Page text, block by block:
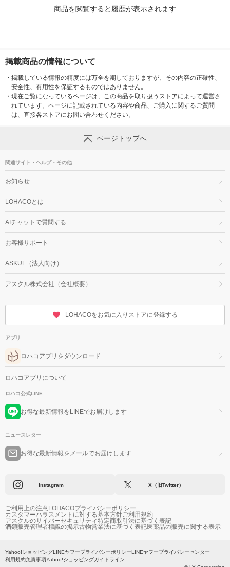
商品を閲覧すると履歴が表示されます
掲載商品の情報について
・ 掲載している情報の精度には万全を期しておりますが、その内容の正確性、
安全性、有用性を保証するものではありません。
・ 現在ご覧になっているページは、この商品を取り扱うストアによって運営さ
れています。ページに記載されている内容や商品、ご購入に関するご質問
は、直接各ストアにお問い合わせください。
ページトップへ
関連サイト・ヘルプ・その他
お知らせ
LOHACOとは
AIチャットで質問する
お客様サポート
ASKUL（法人向け）
アスクル株式会社（会社概要）
LOHACOをお気に入りストアに登録する
アプリ
ロハコアプリをダウンロード
ロハコアプリについて
ロハコ公式LINE
お得な最新情報をLINEでお届けします
ニュースレター
お得な最新情報をメールでお届けします
Instagram X（旧Twitter）
ご利用上の注意LOHACOプライバシーポリシー
カスタマーハラスメントに対する基本方針ご利用規約
アスクルのサイバーセキュリティ特定商取引法に基づく表記
酒類販売管理者標識の掲示古物営業法に基づく表記医薬品の販売に関する表示
Yahoo!ショッピングLINEヤフープライバシーポリシーLINEヤフープライバシーセンター
利用規約免責事項Yahoo!ショッピングガイドライン